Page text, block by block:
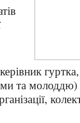
та молоддю)